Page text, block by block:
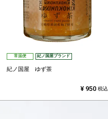
常温便 紀ノ国屋ブランド
紀ノ国屋 ゆず茶
¥ 950 税込